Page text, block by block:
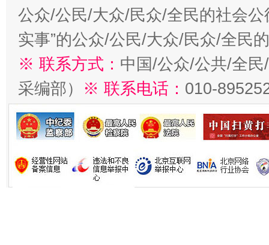
公众/公民/大众/民众/全民的社会公
实事”的公众/公民/大众/民众/全民
※ 联系方式： 中国/公众/公共/全
采编部） ※ 联系电话： 010-